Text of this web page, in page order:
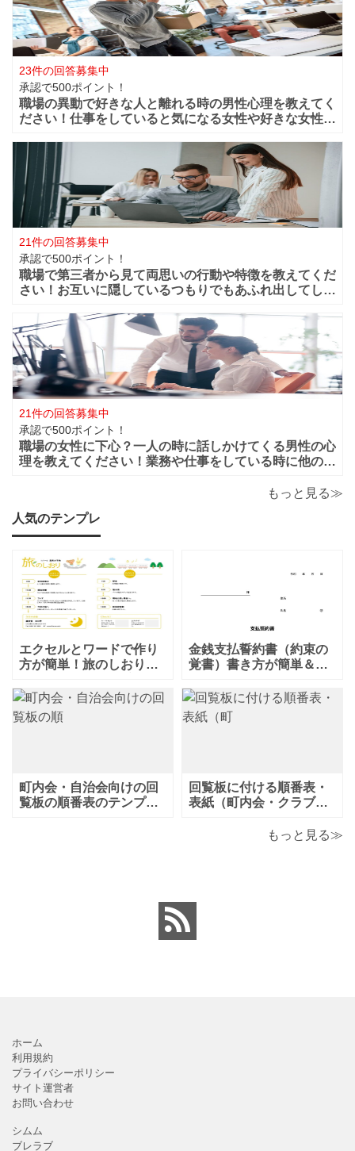
23件の回答募集中
承認で500ポイント！
職場の異動で好きな人と離れる時の男性心理を教えてく
ださい！仕事をしていると気になる女性や好きな女性な
仲良く過ごせたけど異動になってしまうと離れてしまい
ます。 男性的には好きな女性がいた場合は
21件の回答募集中
承認で500ポイント！
職場で第三者から見て両思いの行動や特徴を教えてくだ
さい！お互いに隠しているつもりでもあふれ出してしま
僚・上司から見ても、それって両想いじゃない？って行
動などってありますよね？ 第三者から見て
21件の回答募集中
承認で500ポイント！
職場の女性に下心？一人の時に話しかけてくる男性の心
理を教えてください！業務や仕事をしている時に他の人
かけてくるのは下心があるからでしょうか？恋愛的に好
もっと見る≫
人気のテンプレ
エクセルとワードで作り
方が簡単！旅のしおり
行・女子旅・カップルに
おすすめのテンプレート
となります。温泉旅行や
す。ダウンロード後に簡
単に編集出来るエクセ
金銭支払誓約書（約束の
覚書）書き方が簡単＆項
テンプレートとなりま
す。シンプルな項目にな
りますので、利用用途に
となりますので、金銭支
払誓約書を作成時に用途
町内会・自治会向けの回
覧板の順番表のテンプレ
回覧板に付ける順番表・
表紙（町内会・クラブの
る「Excel・Word・
る「Excel・Word・
PDF」
もっと見る≫
ホーム
利用規約
プライバシーポリシー
サイト運営者
お問い合わせ
シムム
ブレラブ